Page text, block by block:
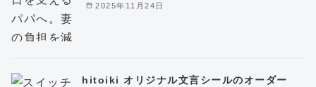
2025年11月24日
hitoiki オリジナル文言シールのオーダー